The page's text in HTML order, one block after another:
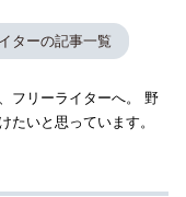
ターの記事一覧
フリーライターへ。 野
たいと思っています。